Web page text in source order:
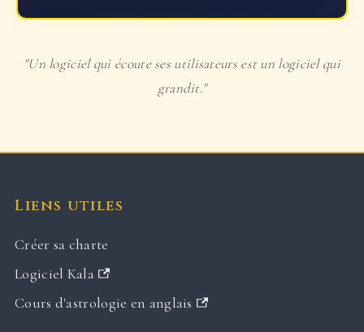
"Un logiciel qui écoute ses utilisateurs est un logiciel qui
grandit."
Liens utiles
Créer sa charte
Logiciel Kala
Cours d'astrologie en anglais